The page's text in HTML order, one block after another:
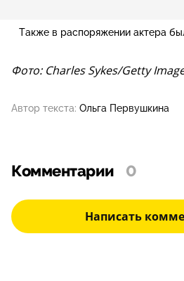
Также в распоряжении актера
Фото: Charles Sykes/Getty
Автор текста: Ольга Первушкина
Комментарии 0
Написать